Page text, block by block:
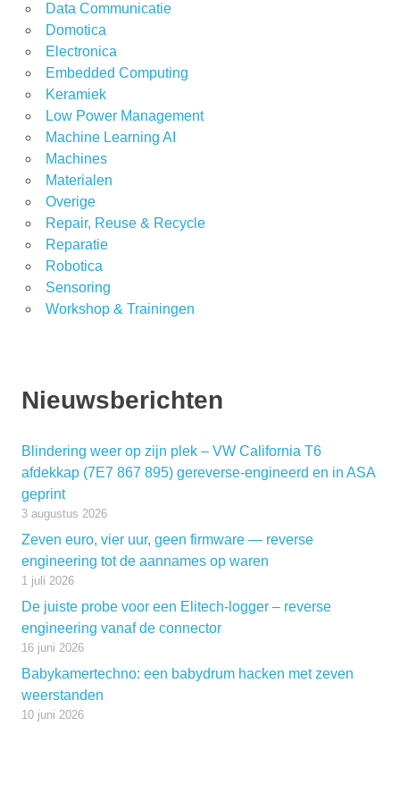
Data Communicatie
Domotica
Electronica
Embedded Computing
Keramiek
Low Power Management
Machine Learning AI
Machines
Materialen
Overige
Repair, Reuse & Recycle
Reparatie
Robotica
Sensoring
Workshop & Trainingen
Nieuwsberichten
Blindering weer op zijn plek – VW California T6
afdekkap (7E7 867 895) gereverse-engineerd en in ASA
geprint
3 augustus 2026
Zeven euro, vier uur, geen firmware — reverse
engineering tot de aannames op waren
1 juli 2026
De juiste probe voor een Elitech-logger – reverse
engineering vanaf de connector
16 juni 2026
Babykamertechno: een babydrum hacken met zeven
weerstanden
10 juni 2026